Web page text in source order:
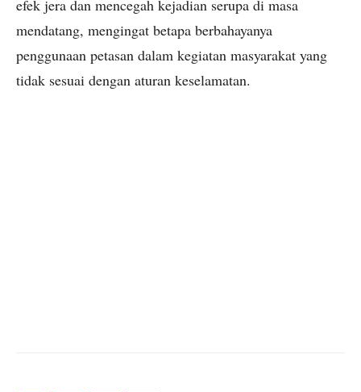
efek jera dan mencegah kejadian serupa di masa
mendatang, mengingat betapa berbahayanya
penggunaan petasan dalam kegiatan masyarakat yang
tidak sesuai dengan aturan keselamatan.